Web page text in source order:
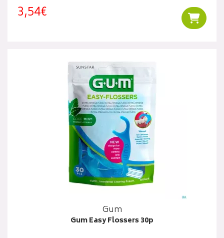
3,54€
Gum
Gum Easy Flossers 30p